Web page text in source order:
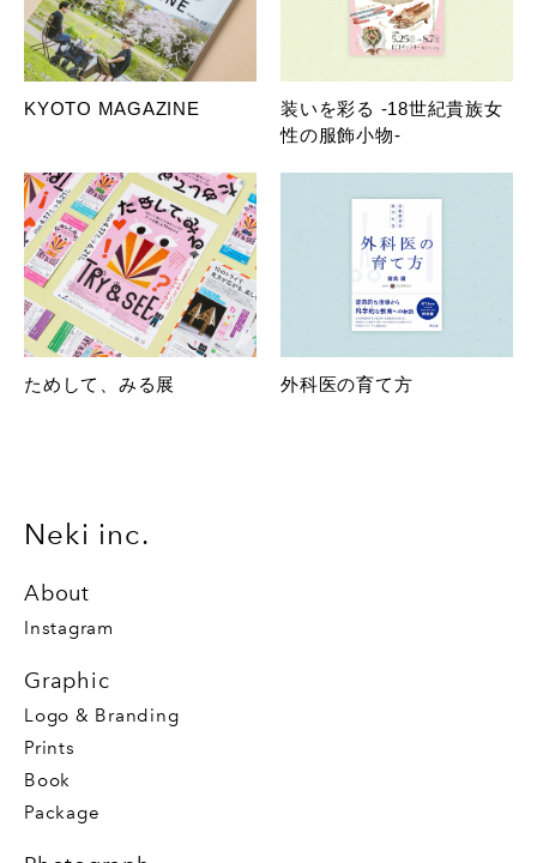
KYOTO MAGAZINE
装いを彩る -18世紀貴族女
性の服飾小物-
ためして、みる展 外科医の育て方
Neki inc.
About
Instagram
Graphic
Logo & Branding
Prints
Book
Package